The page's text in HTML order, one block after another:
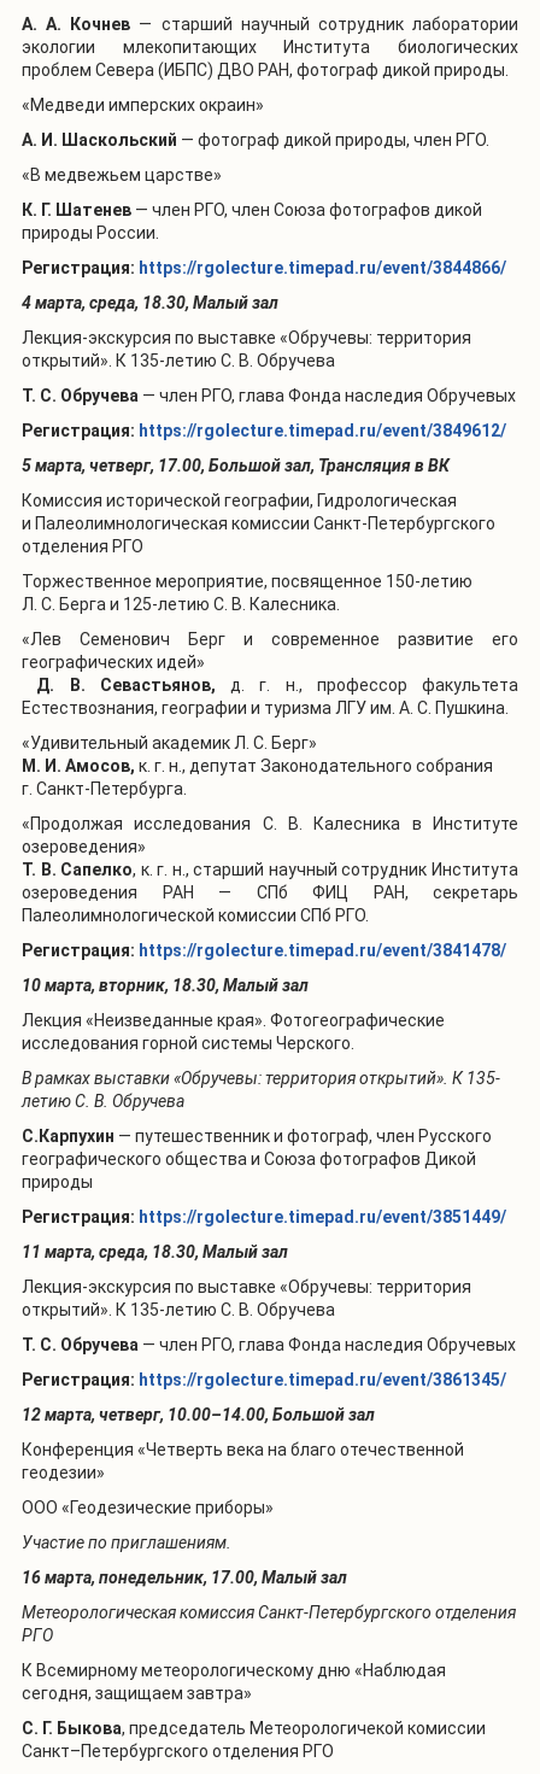
А. А. Кочнев — старший научный сотрудник лаборатории
экологии млекопитающих Института биологических
проблем Севера (ИБПС) ДВО РАН, фотограф дикой природы.
«Медведи имперских окраин»
А. И. Шаскольский — фотограф дикой природы, член РГО.
«В медвежьем царстве»
К. Г. Шатенев — член РГО, член Союза фотографов дикой
природы России.
Регистрация: https://rgolecture.timepad.ru/event/3844866/
4 марта, среда, 18.30, Малый зал
Лекция-экскурсия по выставке «Обручевы: территория
открытий». К 135-летию С. В. Обручева
Т. С. Обручева — член РГО, глава Фонда наследия Обручевых
Регистрация: https://rgolecture.timepad.ru/event/3849612/
5 марта, четверг, 17.00, Большой зал, Трансляция в ВК
Комиссия исторической географии, Гидрологическая
и Палеолимнологическая комиссии Санкт-Петербургского
отделения РГО
Торжественное мероприятие, посвященное 150-летию
Л. С. Берга и 125-летию С. В. Калесника.
«Лев Семенович Берг и современное развитие его
географических идей»
Д. В. Севастьянов, д. г. н., профессор факультета
Естествознания, географии и туризма ЛГУ им. А. С. Пушкина.
«Удивительный академик Л. С. Берг»
М. И. Амосов, к. г. н., депутат Законодательного собрания
г. Санкт-Петербурга.
«Продолжая исследования С. В. Калесника в Институте
озероведения»
Т. В. Сапелко, к. г. н., старший научный сотрудник Института
озероведения РАН — СПб ФИЦ РАН, секретарь
Палеолимнологической комиссии СПб РГО.
Регистрация: https://rgolecture.timepad.ru/event/3841478/
10 марта, вторник, 18.30, Малый зал
Лекция «Неизведанные края». Фотогеографические
исследования горной системы Черского.
В рамках выставки«Обручевы: территория открытий». К 135-
летию С. В. Обручева
С.Карпухин — путешественник и фотограф, член Русского
географического общества и Союза фотографов Дикой
природы
Регистрация: https://rgolecture.timepad.ru/event/3851449/
11 марта, среда, 18.30, Малый зал
Лекция-экскурсия по выставке «Обручевы: территория
открытий». К 135-летию С. В. Обручева
Т. С. Обручева — член РГО, глава Фонда наследия Обручевых
Регистрация: https://rgolecture.timepad.ru/event/3861345/
12 марта, четверг, 10.00–14.00, Большой зал
Конференция «Четверть века на благо отечественной
геодезии»
ООО «Геодезические приборы»
Участие по приглашениям.
16 марта, понедельник, 17.00, Малый зал
Метеорологическая комиссия Санкт-Петербургского отделения
РГО
К Всемирному метеорологическому дню «Наблюдая
сегодня, защищаем завтра»
С. Г. Быкова, председатель Метеорологичекой комиссии
Санкт–Петербургского отделения РГО